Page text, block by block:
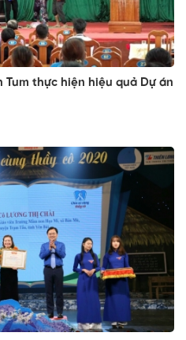
Tum thực hiện hiệu quả Dự án